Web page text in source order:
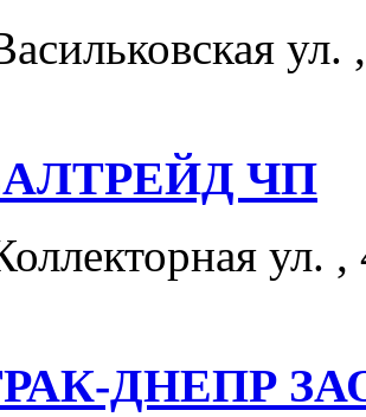
ЧП
ул.
ДНЕПР